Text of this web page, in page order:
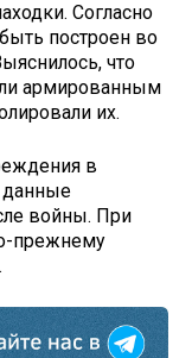
Согласно
построен во
что
армированным
их.
в
данные
войны. При
прежнему